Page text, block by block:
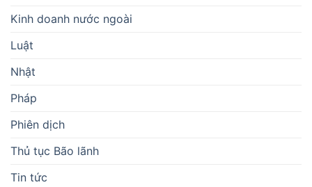
Kinh doanh nước ngoài
Luật
Nhật
Pháp
Phiên dịch
Thủ tục Bão lãnh
Tin tức